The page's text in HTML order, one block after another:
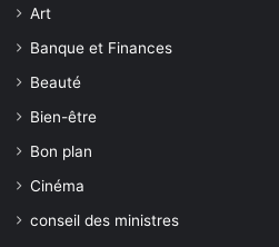
Art
Banque et Finances
Beauté
Bien-être
Bon plan
Cinéma
conseil des ministres